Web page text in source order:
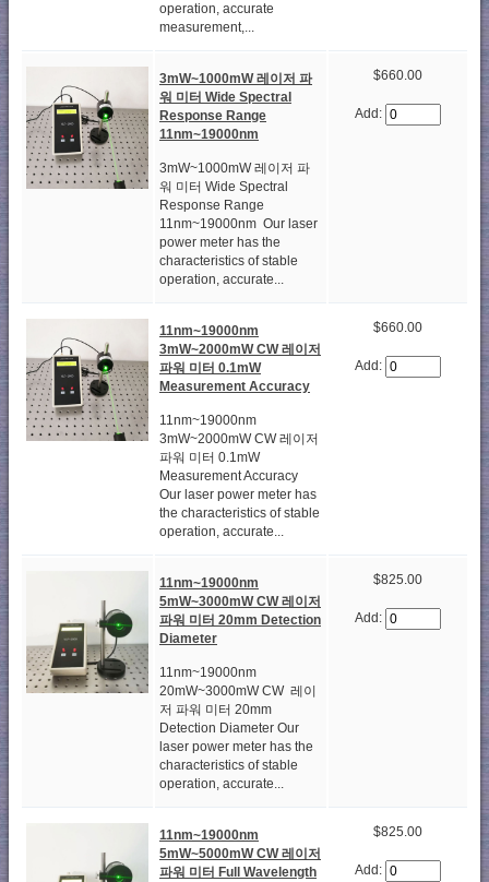
operation, accurate
measurement,...
3mW~1000mW 레이저 파
워 미터 Wide Spectral
Response Range
11nm~19000nm
3mW~1000mW 레이저 파
워 미터 Wide Spectral
Response Range
11nm~19000nm Our laser
power meter has the
characteristics of stable
operation, accurate...
$660.00
Add:
11nm~19000nm
3mW~2000mW CW 레이저
파워 미터 0.1mW
Measurement Accuracy
11nm~19000nm
3mW~2000mW CW 레이저
파워 미터 0.1mW
Measurement Accuracy
Our laser power meter has
the characteristics of stable
operation, accurate...
$660.00
Add:
11nm~19000nm
5mW~3000mW CW 레이저
파워 미터 20mm Detection
Diameter
11nm~19000nm
20mW~3000mW CW 레이
저 파워 미터 20mm
Detection Diameter Our
laser power meter has the
characteristics of stable
operation, accurate...
$825.00
Add:
11nm~19000nm
5mW~5000mW CW 레이저
파워 미터 Full Wavelength
$825.00
Add: